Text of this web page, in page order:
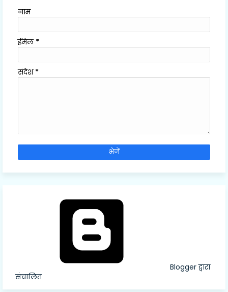
नाम
ईमेल *
संदेश *
Blogger द्वारा
संचालित